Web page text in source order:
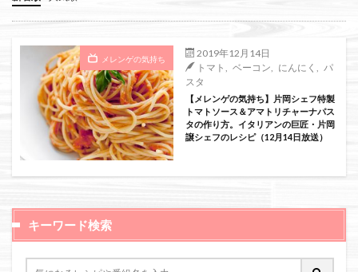
メレンゲの気持ち
2019年12月14日
トマト
ベーコン にんにく
パ
スタ
【メレンゲの気持ち】片岡シェフ特製
トマトソース＆アマトリチャーナパス
タの作り方。イタリアンの巨匠・片岡
譲シェフのレシピ（12月14日放送）
キーワード検索
throw an Error in a future version of PHP) in
/home/xs111inc/wadai.info/public_html/wp-content/themes/the-
thor-child/searchform-refine.php on line41
絞り込み検索